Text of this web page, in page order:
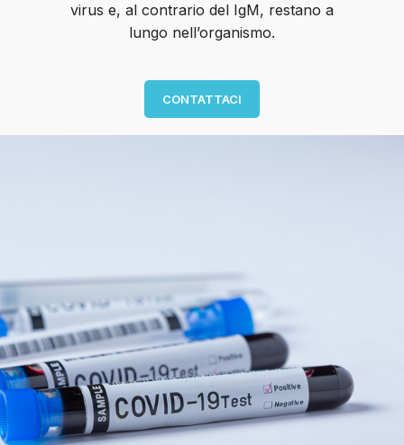
virus e, al contrario del IgM, restano a
lungo nell’organismo.
CONTATTACI